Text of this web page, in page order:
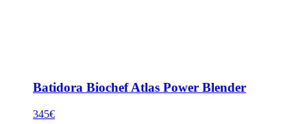
Batidora Biochef Atlas Power Blender
345€